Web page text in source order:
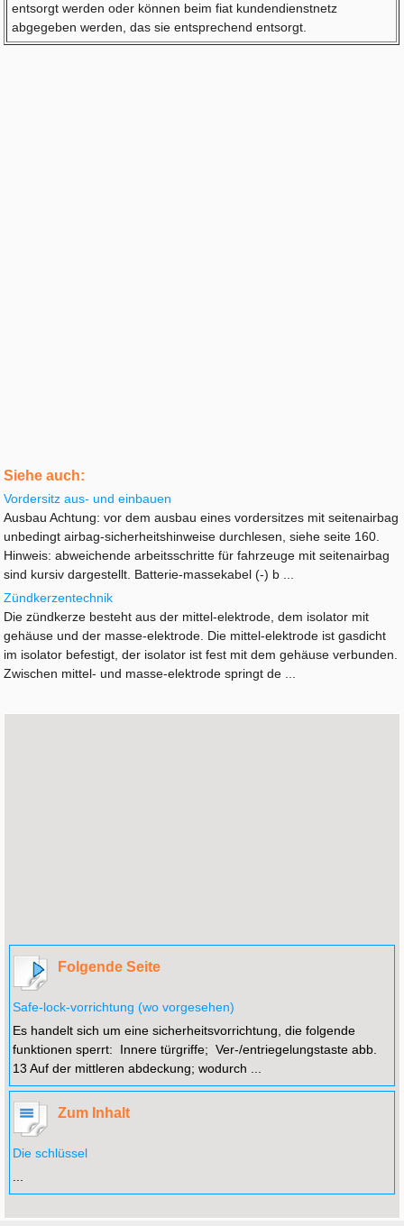
entsorgt werden oder können beim fiat kundendienstnetz
abgegeben werden, das sie entsprechend entsorgt.
Siehe auch:
Vordersitz aus- und einbauen
Ausbau Achtung: vor dem ausbau eines vordersitzes mit seitenairbag
unbedingt airbag-sicherheitshinweise durchlesen, siehe seite 160.
Hinweis: abweichende arbeitsschritte für fahrzeuge mit seitenairbag
sind kursiv dargestellt. Batterie-massekabel (-) b ...
Zündkerzentechnik
Die zündkerze besteht aus der mittel-elektrode, dem isolator mit
gehäuse und der masse-elektrode. Die mittel-elektrode ist gasdicht
im isolator befestigt, der isolator ist fest mit dem gehäuse verbunden.
Zwischen mittel- und masse-elektrode springt de ...
Folgende Seite
Safe-lock-vorrichtung (wo vorgesehen)
Es handelt sich um eine sicherheitsvorrichtung, die folgende
funktionen sperrt: Innere türgriffe; Ver-/entriegelungstaste abb.
13 Auf der mittleren abdeckung; wodurch ...
Zum Inhalt
Die schlüssel